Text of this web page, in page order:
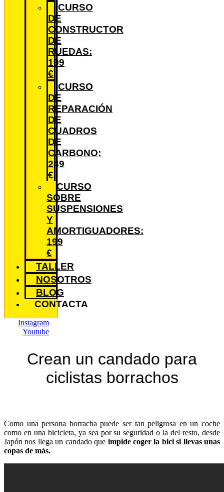
CURSO
DE
CONSTRUCTOR
DE
RUEDAS:
199
€
CURSO
DE
REPARACIÓN
DE
CUADROS
DE
CARBONO:
249
€
CURSO
SOBRE
SUSPENSIONES
Y
AMORTIGUADORES:
199
€
TALLER
NOSOTROS
BLOG
CONTACTA
Instagram
Youtube
Crean un candado para
ciclistas borrachos
Como una persona borracha puede ser tan peligrosa en un coche
como en una bicicleta, ya sea por su seguridad o la del resto, desde
Japón nos llega un candado que impide coger la bici si llevas unas
copas de más.